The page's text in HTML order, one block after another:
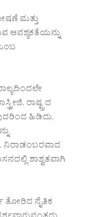
ಮತ್ತು
ಆವಶ್ಯಕತೆಯನ್ನು
ರಾಷ್ಟ್ರದ
ಹಿಡಿದು,
ನಿರಾಡಂಬರವಾದ
ಶಾಶ್ವತವಾಗಿ
ತೋರಿದ ನೈತಿಕ